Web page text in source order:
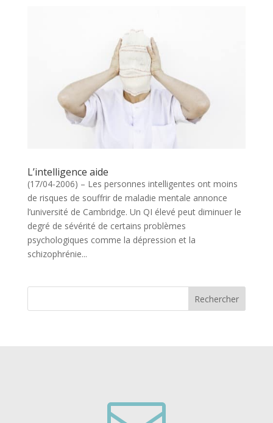
L’intelligence aide
(17/04-2006) – Les personnes intelligentes ont moins
de risques de souffrir de maladie mentale annonce
l’université de Cambridge. Un QI élevé peut diminuer le
degré de sévérité de certains problèmes
psychologiques comme la dépression et la
schizophrénie...
Rechercher